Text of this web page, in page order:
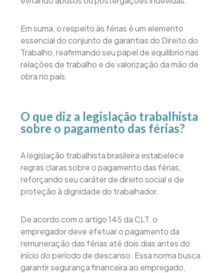
Em suma, o respeito às férias é um elemento
essencial do conjunto de garantias do Direito do
Trabalho, reafirmando seu papel de equilíbrio nas
relações de trabalho e de valorização da mão de
obra no país.
O que diz a legislação trabalhista
sobre o pagamento das férias?
A legislação trabalhista brasileira estabelece
regras claras sobre o pagamento das férias,
reforçando seu caráter de direito social e de
proteção à dignidade do trabalhador.
De acordo com o artigo 145 da CLT, o
empregador deve efetuar o pagamento da
remuneração das férias até dois dias antes do
início do período de descanso. Essa norma busca
garantir segurança financeira ao empregado,